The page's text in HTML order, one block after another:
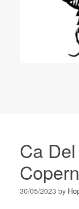
Ca
30/05/2023 by